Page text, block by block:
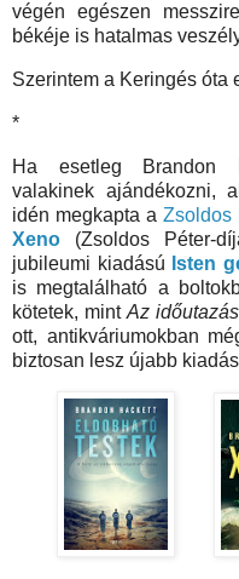
végén egészen
békéje is hatalmas
Szerintem a Keringés óta
*
Ha esetleg Brandon
valakinek ajándékozni,
idén megkapta a Zsoldos
Xeno (Zsoldos Péter-
jubileumi kiadású Isten
is megtalálható a
kötetek, mint Az
ott, antikváriumokban
biztosan lesz újabb